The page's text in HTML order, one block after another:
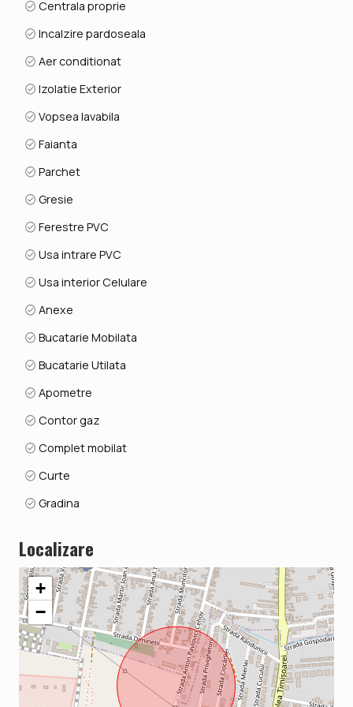
Centrala proprie
Incalzire pardoseala
Aer conditionat
Izolatie Exterior
Vopsea lavabila
Faianta
Parchet
Gresie
Ferestre PVC
Usa intrare PVC
Usa interior Celulare
Anexe
Bucatarie Mobilata
Bucatarie Utilata
Apometre
Contor gaz
Complet mobilat
Curte
Gradina
Localizare
+
−